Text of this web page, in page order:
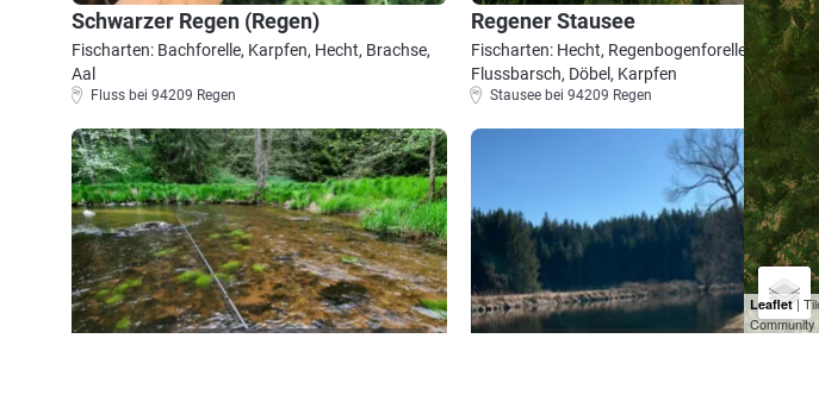
Schwarzer Regen (Regen)
Fischarten: Bachforelle, Karpfen, Hecht, Brachse,
Aal
Fluss bei 94209 Regen
Regener Stausee
Fischarten: Hecht, Regenbogenforelle,
Flussbarsch, Döbel, Karpfen
Stausee bei 94209 Regen
Leaflet|
Community